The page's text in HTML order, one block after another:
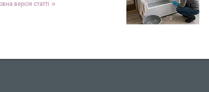
версія статті